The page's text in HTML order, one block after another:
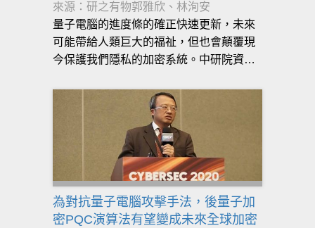
來源：研之有物郭雅欣、林洵安
量子電腦的進度條的確正快速更新，未來
可能帶給人類巨大的福祉，但也會顛覆現
今保護我們隱私的加密系統。中研院資訊
就像一場好人與壞人的戰爭……
為對抗量子電腦攻擊手法，後量子加
密PQC演算法有望變成未來全球加密